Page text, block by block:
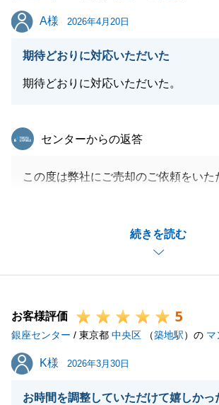
嬉しく存じます。
今後も何かお困り事がございましたら
命くださいませ。
お願い申し上げます。
A様
A様 2026年4月20日
期待どおりに対応いただいた
期待どおりに対応いただいた。
続きを読む
東急リバブル
センターからの返答
この度は弊社にご売却のご依頼をいた
こともあり、室内をご案内することが
やや時間は掛かりましたが、立地が素
来ました。
お仕事のお忙しいなか、度々お打ち合
りましたこと改めて感謝申し上げます
またお困り事がございましたらお気軽
だければと存じます。
お客様評価 5
銀座センター / 東京都 中央区 （築地駅）の マ
K様
K様 2026年3月30日
お時間を調整していただけて嬉しかっ